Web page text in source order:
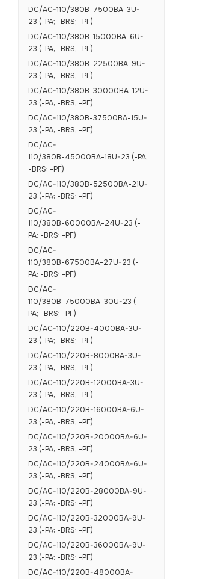
DC/AC-110/380В-7500ВА-3U-
23 (-РА; -BRS; -РГ)
DC/AC-110/380В-15000ВА-6U-
23 (-РА; -BRS; -РГ)
DC/AC-110/380В-22500ВА-9U-
23 (-РА; -BRS; -РГ)
DC/AC-110/380В-30000ВА-12U-
23 (-РА; -BRS; -РГ)
DC/AC-110/380В-37500ВА-15U-
23 (-РА; -BRS; -РГ)
DC/AC-
110/380В-45000ВА-18U-23 (-РА;
-BRS; -РГ)
DC/AC-110/380В-52500ВА-21U-
23 (-РА; -BRS; -РГ)
DC/AC-
110/380В-60000ВА-24U-23 (-
РА; -BRS; -РГ)
DC/AC-
110/380В-67500ВА-27U-23 (-
РА; -BRS; -РГ)
DC/AC-
110/380В-75000ВА-30U-23 (-
РА; -BRS; -РГ)
DC/AC-110/220B-4000BA-3U-
23 (-РА; -BRS; -РГ)
DC/AC-110/220B-8000BA-3U-
23 (-РА; -BRS; -РГ)
DC/AC-110/220B-12000BA-3U-
23 (-РА; -BRS; -РГ)
DC/AC-110/220B-16000BA-6U-
23 (-РА; -BRS; -РГ)
DC/AC-110/220B-20000BA-6U-
23 (-РА; -BRS; -РГ)
DC/AC-110/220B-24000BA-6U-
23 (-РА; -BRS; -РГ)
DC/AC-110/220B-28000BA-9U-
23 (-РА; -BRS; -РГ)
DC/AC-110/220B-32000BA-9U-
23 (-РА; -BRS; -РГ)
DC/AC-110/220B-36000BA-9U-
23 (-РА; -BRS; -РГ)
DC/AC-110/220B-48000BA-